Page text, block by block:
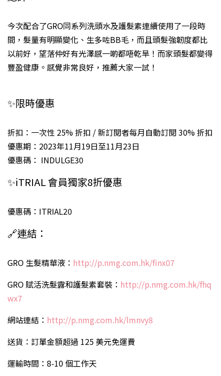
今次配合了GRO同系列洗頭水及護髮素連續使用了一段時
間，髮量有明顯變化、生多咗BB毛，而且頭髮強韌度都比
以前好，望落仲好有光澤感一啲都唔乾旱！而家頭髮都變得
豐盈健康。感覺非常良好，推薦大家一試！
✨限時優惠
折扣：一次性 25% 折扣 / 新訂閱者每月自動訂閱 30% 折扣
優惠期：2023年11月19日至11月23日
優惠碼： INDULGE30
✨iTRIAL 會員獨家8折優惠
優惠碼：ITRIAL20
🔗連結：
GRO 生髮精華液： http://p.nmg.com.hk/finx07
GRO 賦活洗髮露和護髮素套裝： http://p.nmg.com.hk/fhq
wx7
網站連結： http://p.nmg.com.hk/lmnvy8
送貨：訂單金額超過 125 美元免運費
運輸時間：8-10 個工作天